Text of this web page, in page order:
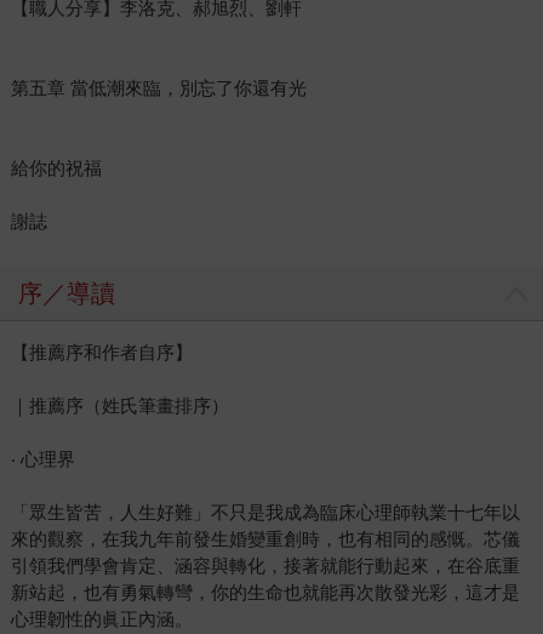
【職人分享】李洛克、郝旭烈、劉軒
第五章 當低潮來臨，別忘了你還有光
給你的祝福
謝誌
序／導讀
【推薦序和作者自序】
｜推薦序（姓氏筆畫排序）
‧ 心理界
「眾生皆苦，人生好難」不只是我成為臨床心理師執業十七年以
來的觀察，在我九年前發生婚變重創時，也有相同的感慨。芯儀
引領我們學會肯定、涵容與轉化，接著就能行動起來，在谷底重
新站起，也有勇氣轉彎，你的生命也就能再次散發光彩，這才是
心理韌性的眞正內涵。